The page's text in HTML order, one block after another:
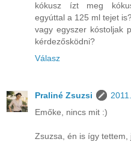
kókusz ízt meg
egyúttal a 125 ml tejet
vagy egyszer kóstoljak
kérdezősködni?
Válasz
Praliné Zsuzsi
Emőke, nincs mit :)
Zsuzsa, én is így tettem,